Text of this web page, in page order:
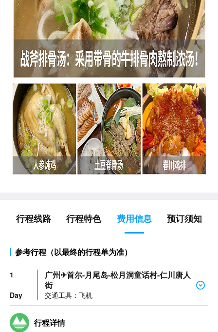
行程线路 行程特色 费用信息 预订须知
参考行程（以最终的行程单为准）
1
Day
广州✈首尔-月尾岛-松月洞童话村-仁川唐人
街
交通工具：飞机
行程详情